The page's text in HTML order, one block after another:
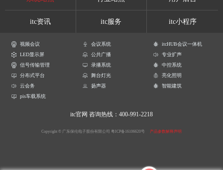
itc资讯 itc服务 itc小程序
视频会议 会议系统
itcHUB会议一体机
LED显示屏
公共广播
专业扩声
信号传输管理
录播系统
中控系统
分布式平台
舞台灯光
亮化照明
云会务
扬声器
智能建筑
pis车载系统
itc官网 咨询热线：400-991-2218
Copyright © 广东保伦电子股份有限公司 粤ICP备16106620号 产品参数解释声明